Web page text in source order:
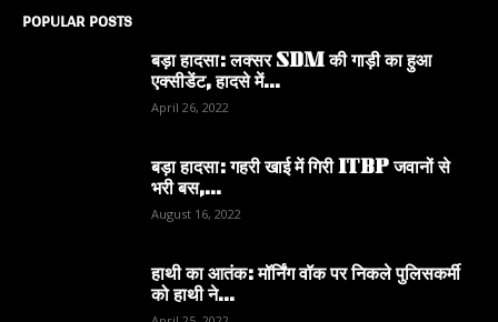
POPULAR POSTS
बड़ा हादसा: लक्सर SDM की गाड़ी का हुआ
एक्सीडेंट, हादसे में...
April 26, 2022
बड़ा हादसा: गहरी खाई में गिरी ITBP जवानों से
भरी बस,...
August 16, 2022
हाथी का आतंक: मॉर्निंग वॉक पर निकले पुलिसकर्मी
को हाथी ने...